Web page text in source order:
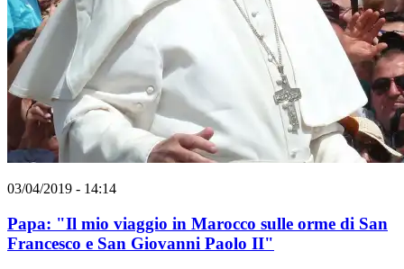
03/04/2019 - 14:14
Papa: "Il mio viaggio in Marocco sulle orme di San
Francesco e San Giovanni Paolo II"